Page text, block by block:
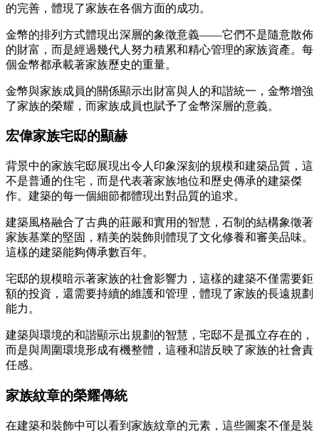
的完善，體現了家族在各個方面的成功。
金幣的排列方式體現出深層的象徵意義——它們不是隨意散佈
的財富，而是經過幾代人努力積累和精心管理的家族資產。每
個金幣都承載著家族歷史的重量。
金幣與家族成員的關係顯示出財富與人的和諧統一，金幣增強
了家族的榮耀，而家族成員也賦予了金幣深層的意義。
宏偉家族宅邸的顯赫
背景中的家族宅邸展現出令人印象深刻的規模和建築品質，這
不是普通的住宅，而是代表著家族地位和歷史傳承的建築傑
作。建築的每一個細節都體現出對品質的追求。
建築風格融合了古典的莊嚴和實用的智慧，石制的結構象徵著
家族基業的堅固，精美的裝飾則體現了文化修養和審美品味。
這樣的建築能夠傳承數百年。
宅邸的規模暗示著家族的社會影響力，這樣的建築不僅需要鉅
額的投資，還需要持續的維護和管理，體現了家族的長遠規劃
能力。
建築與環境的和諧顯示出規劃的智慧，宅邸不是孤立存在的，
而是與周圍環境形成有機整體，這種和諧反映了家族的社會責
任感。
家族紋章的榮耀傳統
在建築和裝飾中可以看到家族紋章的元素，這些圖案不僅是裝